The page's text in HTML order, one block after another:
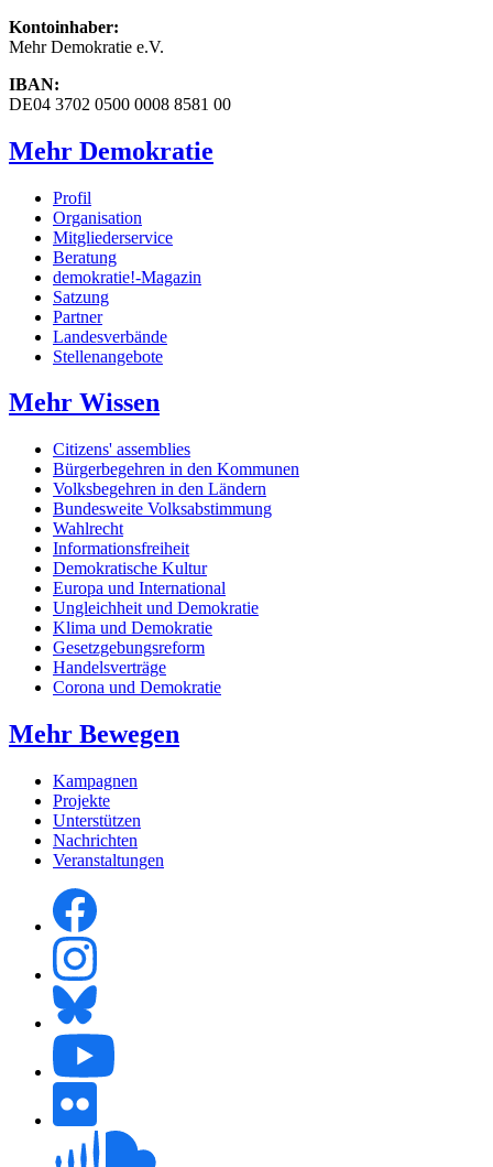
Kontoinhaber:
Mehr Demokratie e.V.
IBAN:
DE04 3702 0500 0008 8581 00
Mehr Demokratie
Profil
Organisation
Mitgliederservice
Beratung
demokratie!-Magazin
Satzung
Partner
Landesverbände
Stellenangebote
Mehr Wissen
Citizens' assemblies
Bürgerbegehren in den Kommunen
Volksbegehren in den Ländern
Bundesweite Volksabstimmung
Wahlrecht
Informationsfreiheit
Demokratische Kultur
Europa und International
Ungleichheit und Demokratie
Klima und Demokratie
Gesetzgebungsreform
Handelsverträge
Corona und Demokratie
Mehr Bewegen
Kampagnen
Projekte
Unterstützen
Nachrichten
Veranstaltungen